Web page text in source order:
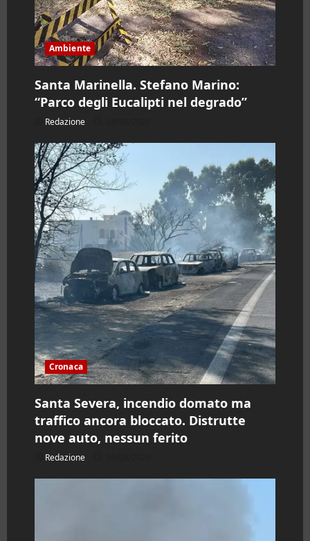
Ambiente
Santa Marinella. Stefano Marino:
“Parco degli Eucalipti nel degrado”
Redazione
Cronaca
Santa Severa, incendio domato ma
traffico ancora bloccato. Distrutte
nove auto, nessun ferito
Redazione